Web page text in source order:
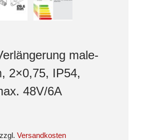
male-
2×0,75, IP54,
48V/6A
zzgl. Versandkosten